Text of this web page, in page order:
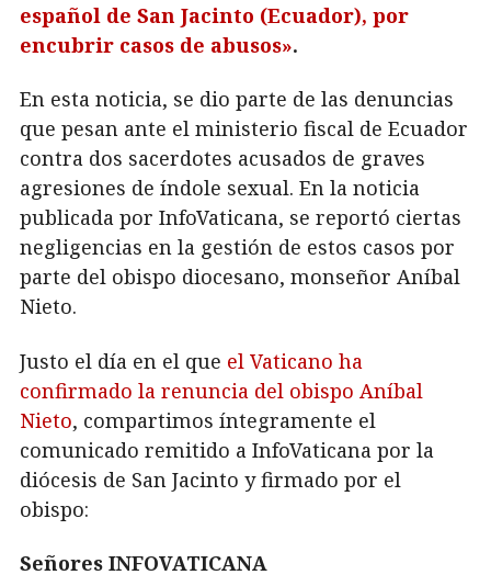
español de San Jacinto (Ecuador), por
encubrir casos de abusos».
En esta noticia, se dio parte de las denuncias
que pesan ante el ministerio fiscal de Ecuador
contra dos sacerdotes acusados de graves
agresiones de índole sexual. En la noticia
publicada por InfoVaticana, se reportó ciertas
negligencias en la gestión de estos casos por
parte del obispo diocesano, monseñor Aníbal
Nieto.
Justo el día en el que el Vaticano ha
confirmado la renuncia del obispo Aníbal
Nieto, compartimos íntegramente el
comunicado remitido a InfoVaticana por la
diócesis de San Jacinto y firmado por el
obispo:
Señores INFOVATICANA